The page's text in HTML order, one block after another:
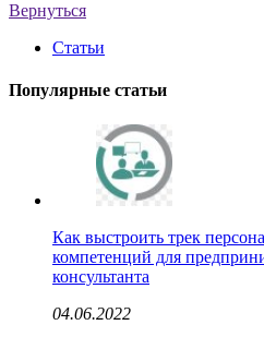
Вернуться
Статьи
Популярные статьи
Как выстроить трек
компетенций для
консультанта
04.06.2022